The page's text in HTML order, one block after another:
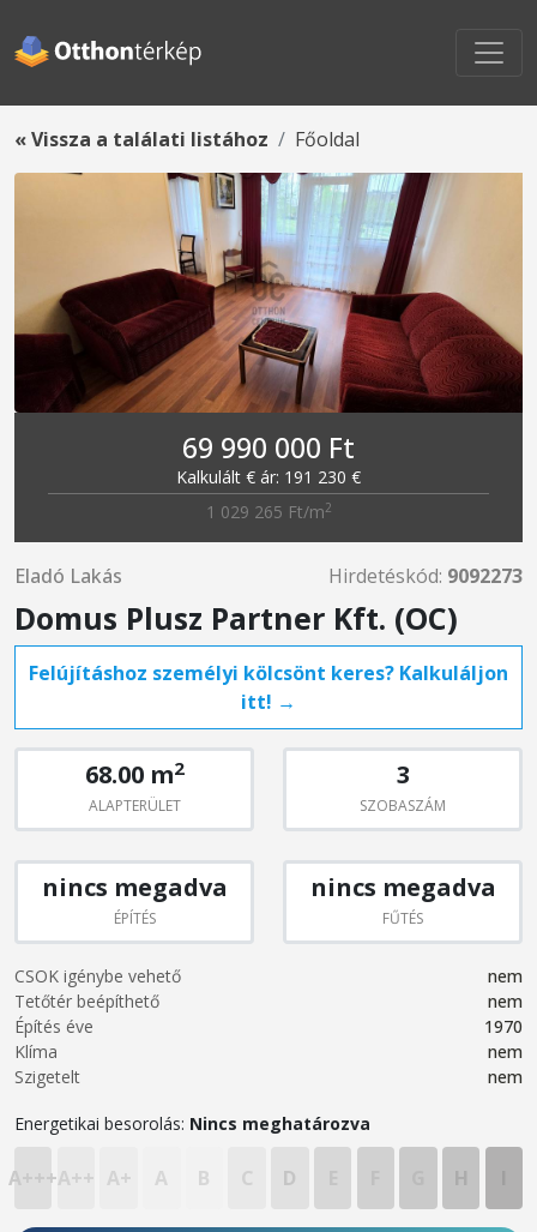
« Vissza a találati listához Főoldal
69 990 000 Ft
Kalkulált € ár: 191 230 €
1 029 265 Ft/m2
Eladó Lakás Hirdetéskód: 9092273
Domus Plusz Partner Kft. (OC)
Felújításhoz személyi kölcsönt keres? Kalkuláljon
itt! →
68.00 m2
ALAPTERÜLET
3
SZOBASZÁM
nincs megadva
ÉPÍTÉS
nincs megadva
FŰTÉS
CSOK igénybe vehető
nem
Tetőtér beépíthető
nem
Építés éve
1970
Klíma
nem
Szigetelt
nem
Energetikai besorolás: Nincs meghatározva
A+++A++ A+ A B C D